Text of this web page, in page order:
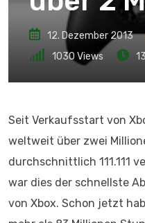
12. Dezember 2013
1030 Views
Seit Verkaufsstart von
weltweit über zwei
durchschnittlich 111.111
war dies der schnellste
von Xbox. Schon jetzt